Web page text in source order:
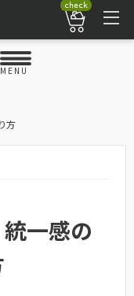
check
MENU
方
統一感の